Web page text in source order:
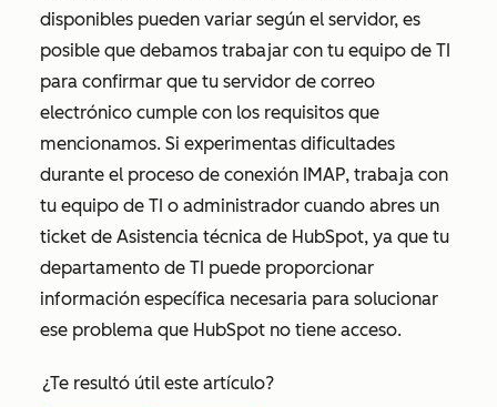
disponibles pueden variar según el servidor, es
posible que debamos trabajar con tu equipo de TI
para confirmar que tu servidor de correo
electrónico cumple con los requisitos que
mencionamos. Si experimentas dificultades
durante el proceso de conexión IMAP, trabaja con
tu equipo de TI o administrador cuando abres un
ticket de Asistencia técnica de HubSpot, ya que tu
departamento de TI puede proporcionar
información específica necesaria para solucionar
ese problema que HubSpot no tiene acceso.
¿Te resultó útil este artículo?